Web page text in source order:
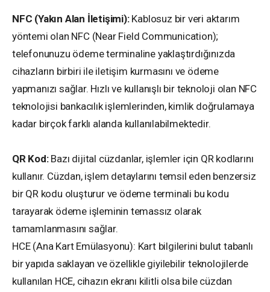
NFC (Yakın Alan İletişimi):Kablosuz bir veri aktarım
yöntemi olan NFC (Near Field Communication);
telefonunuzu ödeme terminaline yaklaştırdığınızda
cihazların birbiri ile iletişim kurmasını ve ödeme
yapmanızı sağlar. Hızlı ve kullanışlı bir teknoloji olan NFC
teknolojisi bankacılık işlemlerinden, kimlik doğrulamaya
kadar birçok farklı alanda kullanılabilmektedir.
QR Kod:Bazı dijital cüzdanlar, işlemler için QR kodlarını
kullanır. Cüzdan, işlem detaylarını temsil eden benzersiz
bir QR kodu oluşturur ve ödeme terminali bu kodu
tarayarak ödeme işleminin temassız olarak
tamamlanmasını sağlar.
HCE (Ana Kart Emülasyonu): Kart bilgilerini bulut tabanlı
bir yapıda saklayan ve özellikle giyilebilir teknolojilerde
kullanılan HCE, cihazın ekranı kilitli olsa bile cüzdan